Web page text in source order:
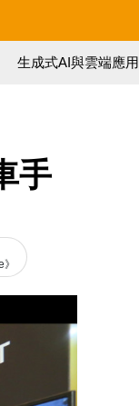
生成式AI與雲端應用
手